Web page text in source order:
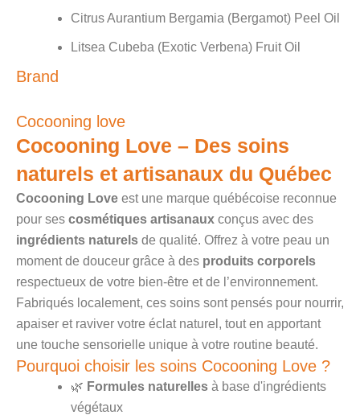
Citrus Aurantium Bergamia (Bergamot) Peel Oil
Litsea Cubeba (Exotic Verbena) Fruit Oil
Brand
Cocooning love
Cocooning Love – Des soins
naturels et artisanaux du Québec
Cocooning Love est une marque québécoise reconnue
pour ses cosmétiques artisanaux conçus avec des
ingrédients naturels de qualité. Offrez à votre peau un
moment de douceur grâce à des produits corporels
respectueux de votre bien-être et de l’environnement.
Fabriqués localement, ces soins sont pensés pour nourrir,
apaiser et raviver votre éclat naturel, tout en apportant
une touche sensorielle unique à votre routine beauté.
Pourquoi choisir les soins Cocooning Love ?
🌿 Formules naturelles à base d'ingrédients
végétaux